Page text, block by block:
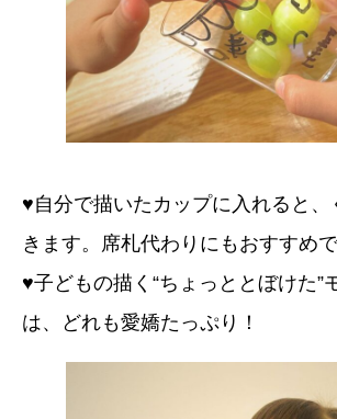
♥️自分で描いたカップに入れると、
きます。席札代わりにもおすすめで
♥️子どもの描く“ちょっととぼけた”
は、どれも愛嬌たっぷり！